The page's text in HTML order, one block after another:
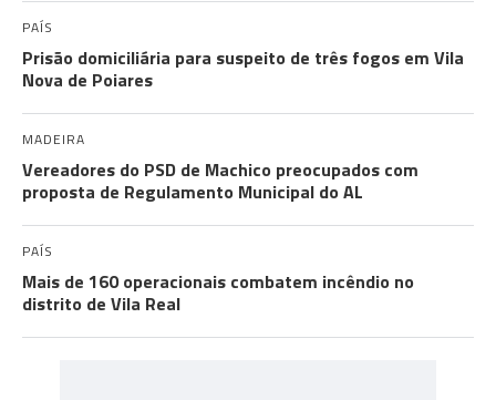
PAÍS
Prisão domiciliária para suspeito de três fogos em Vila
Nova de Poiares
MADEIRA
Vereadores do PSD de Machico preocupados com
proposta de Regulamento Municipal do AL
PAÍS
Mais de 160 operacionais combatem incêndio no
distrito de Vila Real